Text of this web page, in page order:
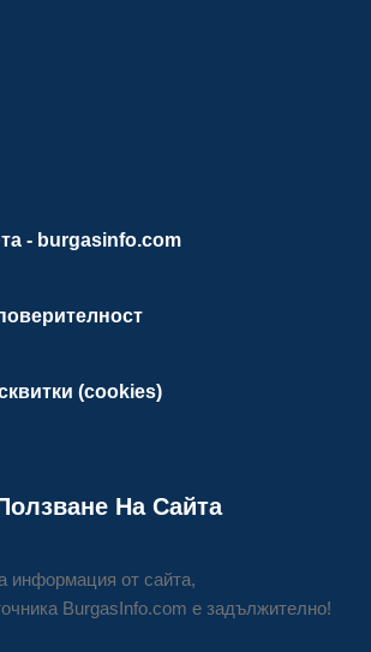
- burgasinfo.com
(cookies)
На Сайта
информация от сайта,
BurgasInfo.com е задължително!